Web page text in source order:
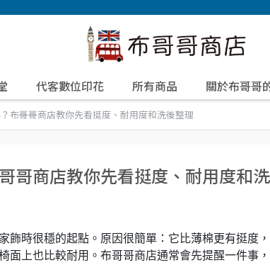
代客數位印花 所有商品 關於布哥哥
布哥哥商店教你先看挺度、耐用度和洗後整理
哥商店教你先看挺度、耐用度和
飾時很穩的起點。原因很簡單：它比薄棉更有挺度
面上也比較耐用。布哥哥商店通常會先提醒一件事